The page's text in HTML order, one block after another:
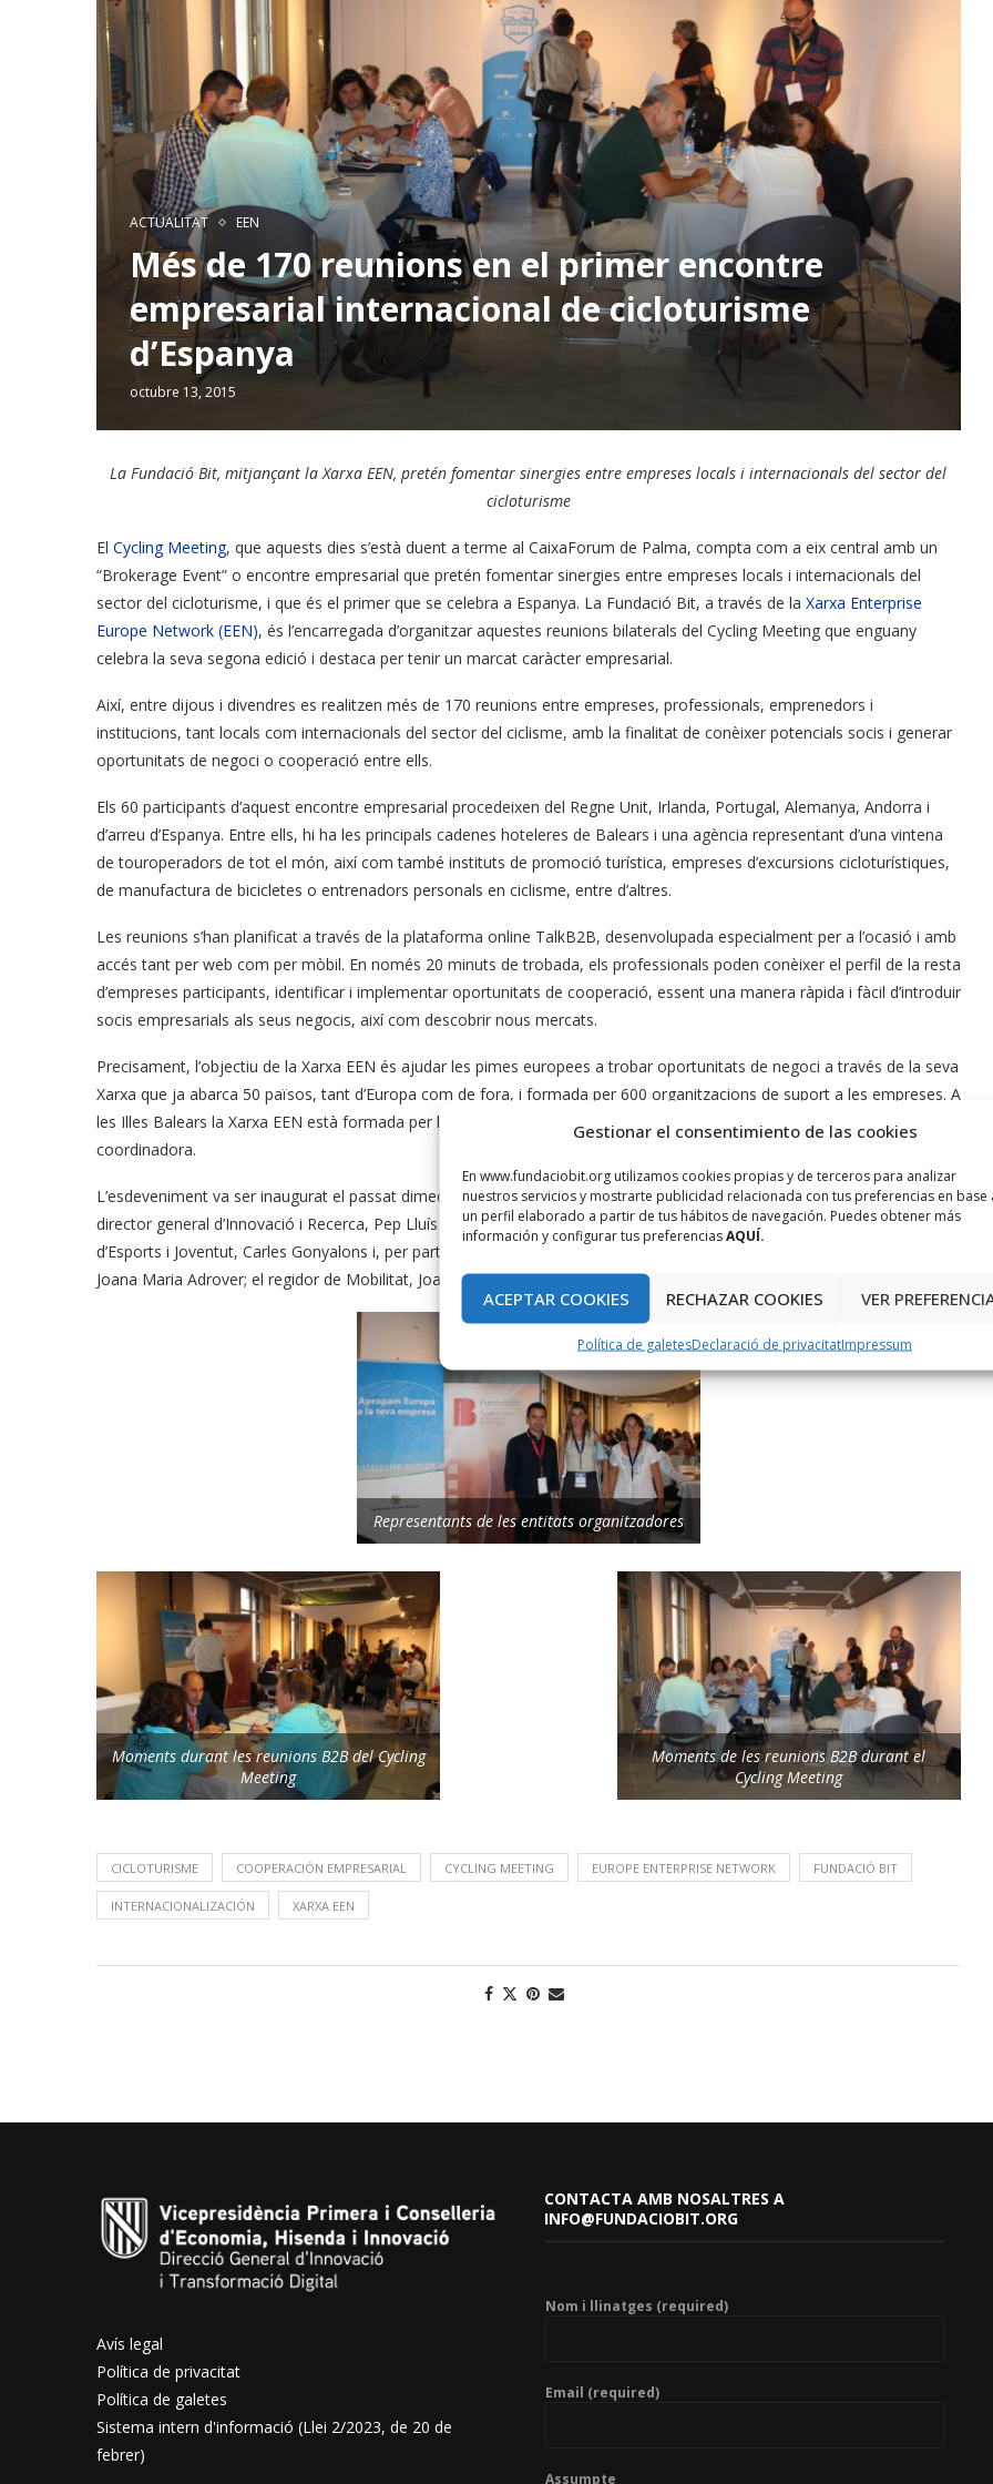
Gestionar el consentimiento de las cookies
En www.fundaciobit.org utilizamos cookies propias y de terceros para analizar
nuestros servicios y mostrarte publicidad relacionada con tus preferencias en base
un perfil elaborado a partir de tus hábitos de navegación. Puedes obtener más
información y configurar tus preferenciasAQUÍ.
ACEPTAR COOKIES RECHAZAR COOKIES VER
Política de galetesDeclaració de privacitatImpressum
ACTUALITAT EEN
Més de 170 reunions en el primer encontre
empresarial internacional de cicloturisme
d’Espanya
octubre 13, 2015
La Fundació Bit, mitjançant la Xarxa EEN, pretén fomentar sinergies entre empreses locals i internacionals del sector del
cicloturisme
El Cycling Meeting, que aquests dies s’està duent a terme al CaixaForum de Palma, compta com a eix central amb un
“Brokerage Event” o encontre empresarial que pretén fomentar sinergies entre empreses locals i internacionals del
sector del cicloturisme, i que és el primer que se celebra a Espanya. La Fundació Bit, a través de la Xarxa Enterprise
Europe Network (EEN), és l’encarregada d’organitzar aquestes reunions bilaterals del Cycling Meeting que enguany
celebra la seva segona edició i destaca per tenir un marcat caràcter empresarial.
Així, entre dijous i divendres es realitzen més de 170 reunions entre empreses, professionals, emprenedors i
institucions, tant locals com internacionals del sector del ciclisme, amb la finalitat de conèixer potencials socis i generar
oportunitats de negoci o cooperació entre ells.
Els 60 participants d’aquest encontre empresarial procedeixen del Regne Unit, Irlanda, Portugal, Alemanya, Andorra i
d’arreu d’Espanya. Entre ells, hi ha les principals cadenes hoteleres de Balears i una agència representant d’una vintena
de touroperadors de tot el món, així com també instituts de promoció turística, empreses d’excursions cicloturístiques,
de manufactura de bicicletes o entrenadors personals en ciclisme, entre d’altres.
Les reunions s’han planificat a través de la plataforma online TalkB2B, desenvolupada especialment per a l’ocasió i amb
accés tant per web com per mòbil. En només 20 minuts de trobada, els professionals poden conèixer el perfil de la resta
d’empreses participants, identificar i implementar oportunitats de cooperació, essent una manera ràpida i fàcil d’introduir
socis empresarials als seus negocis, així com descobrir nous mercats.
Precisament, l’objectiu de la Xarxa EEN és ajudar les pimes europees a trobar oportunitats de negoci a través de la seva
Xarxa que ja abarca 50 països, tant d’Europa com de fora, i formada per 600 organitzacions de suport a les empreses. A
les Illes Balears la Xarxa EEN està formada per la FUEIB, la Cambra de Comerç i per la Fundació Bit que, a més, n’és
coordinadora.
L’esdeveniment va ser inaugurat el passat dimecres 7 d’octubre per la directora general de Turisme, Pilar Carbonell i, el
director general d’Innovació i Recerca, Pep Lluís Pons. A més, del Govern balear també hi assistiren el director general
d’Esports i Joventut, Carles Gonyalons i, per part de l’ajuntament de Palma, la regidora de Turisme, Comerç i Treball,
Joana Maria Adrover; el regidor de Mobilitat, Joan Ferrer i, la directora general de Mobilitat, Josa Arola.
Representants de les entitats organitzadores
Moments de les reunions B2B durant el
Cycling Meeting
Moments durant les reunions B2B del Cycling
Meeting
CICLOTURISME COOPERACIÓN EMPRESARIAL CYCLING MEETING EUROPE ENTERPRISE NETWORK FUNDACIÓ BIT
INTERNACIONALIZACIÓN XARXA EEN
Avís legal
Política de privacitat
Política de galetes
Sistema intern d'informació (Llei 2/2023, de 20 de
febrer)
CONTACTA AMB NOSALTRES A
INFO@FUNDACIOBIT.ORG
Nom i llinatges (required)
Email (required)
Assumpte